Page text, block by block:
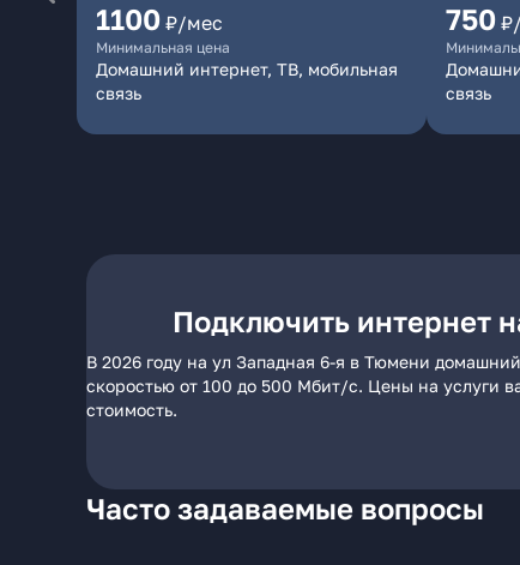
1100 ₽/мес
Минимальная цена
Домашний интернет, ТВ, мобильная
связь
750
связь
Подключить интернет
В 2026 году на ул Западная 6-я в Тюмени
скоростью от 100 до 500 Мбит/с. Цены на услуги
стоимость.
Часто задаваемые вопросы